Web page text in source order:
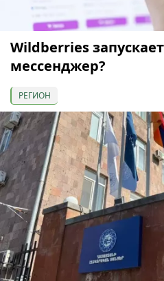
Wildberries
мессенджер?
РЕГИОН